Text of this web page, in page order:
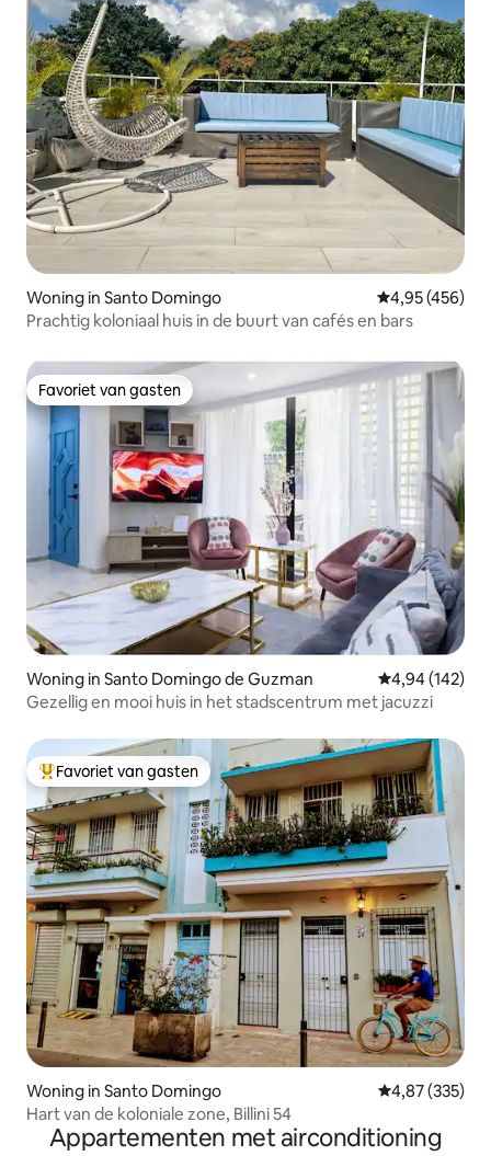
Woning in Santo Domingo Gemiddelde
4,95 (456)
Prachtig koloniaal huis in de buurt van cafés en bars
Favoriet van gasten
Favoriet van gasten
Woning in Santo Domingo de Guzman Gemiddelde
4,94 (142)
Gezellig en mooi huis in het stadscentrum met jacuzzi
Topfavoriet van gasten
Favoriet van gasten
Woning in Santo Domingo Gemiddelde
4,87 (335)
Hart van de koloniale zone, Billini 54
Appartementen met airconditioning